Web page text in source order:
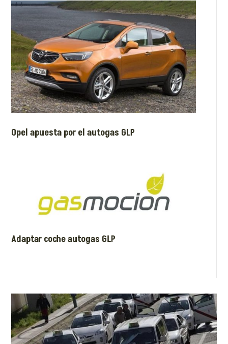
Opel apuesta por el autogas GLP
Adaptar coche autogas GLP